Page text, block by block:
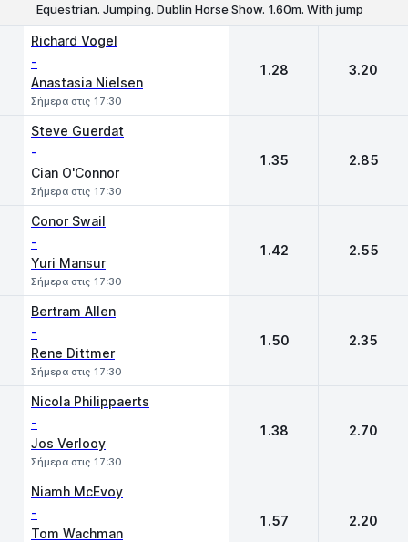
Equestrian. Jumping. Dublin Horse Show. 1.60m. With jump off
Richard Vogel
-
Anastasia Nielsen
Σήμερα στις 17:30
1.28 3.20
Steve Guerdat
-
Cian O'Connor
Σήμερα στις 17:30
1.35 2.85
Conor Swail
-
Yuri Mansur
Σήμερα στις 17:30
1.42 2.55
Bertram Allen
-
Rene Dittmer
Σήμερα στις 17:30
1.50 2.35
Nicola Philippaerts
-
Jos Verlooy
Σήμερα στις 17:30
1.38 2.70
Niamh McEvoy
-
Tom Wachman
1.57 2.20